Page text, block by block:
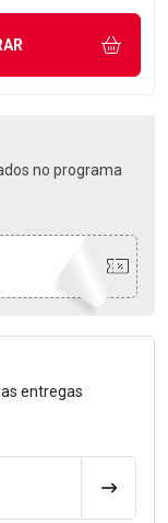
UNIDADE
no programa
entregas